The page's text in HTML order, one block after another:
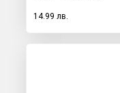
14.99 лв.